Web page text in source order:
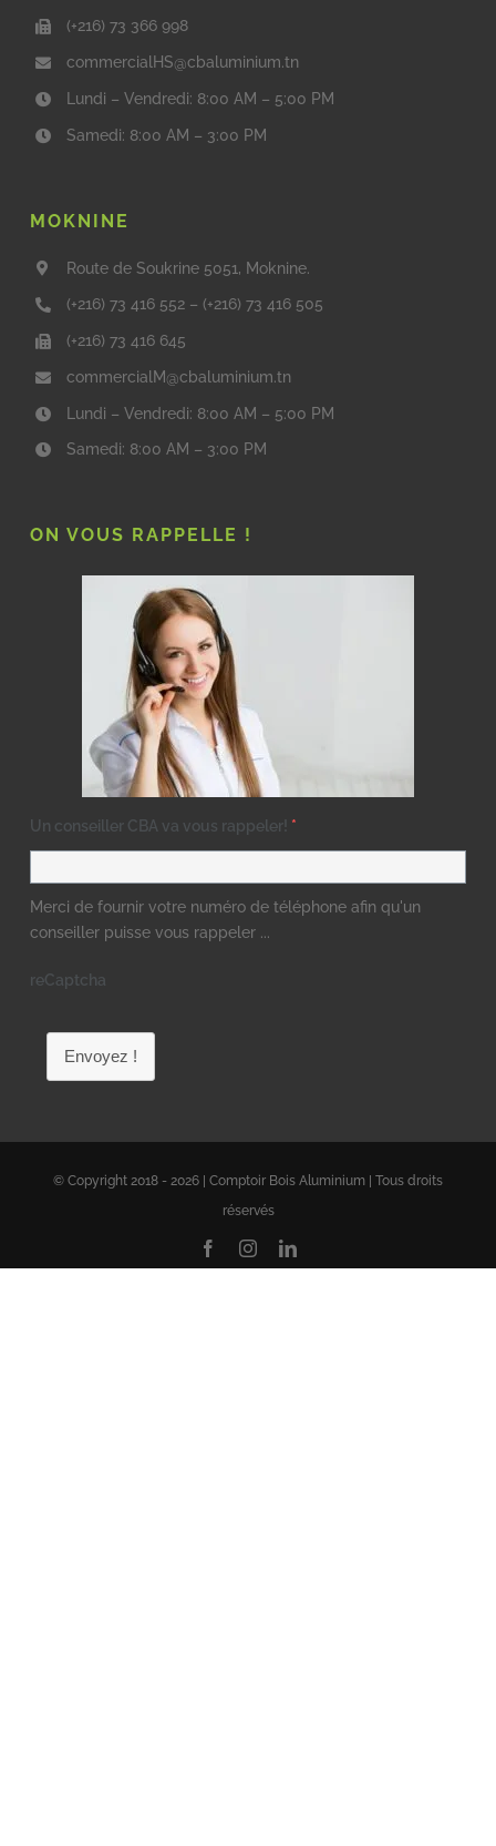
(+216) 73 366 998
commercialHS@cbaluminium.tn
Lundi – Vendredi: 8:00 AM – 5:00 PM
Samedi: 8:00 AM – 3:00 PM
MOKNINE
Route de Soukrine 5051, Moknine.
(+216) 73 416 552 – (+216) 73 416 505
(+216) 73 416 645
commercialM@cbaluminium.tn
Lundi – Vendredi: 8:00 AM – 5:00 PM
Samedi: 8:00 AM – 3:00 PM
ON VOUS RAPPELLE !
Un conseiller CBA va vous rappeler! *
Merci de fournir votre numéro de téléphone afin qu'un
conseiller puisse vous rappeler ...
reCaptcha
Envoyez !
© Copyright 2018 - 2026 | Comptoir Bois Aluminium | Tous droits
réservés